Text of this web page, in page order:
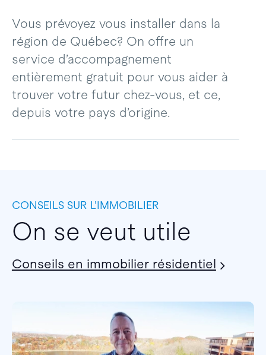
Vous prévoyez vous installer dans la
région de Québec? On offre un
service d’accompagnement
entièrement gratuit pour vous aider à
trouver votre futur chez-vous, et ce,
depuis votre pays d’origine.
CONSEILS SUR L’IMMOBILIER
On se veut utile
Conseils en immobilier résidentiel